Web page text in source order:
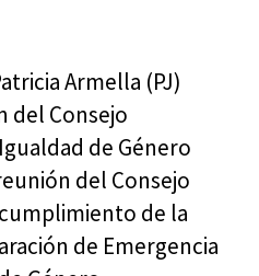
Armella (PJ)
del Consejo
de Género
del Consejo
de la
de Emergencia